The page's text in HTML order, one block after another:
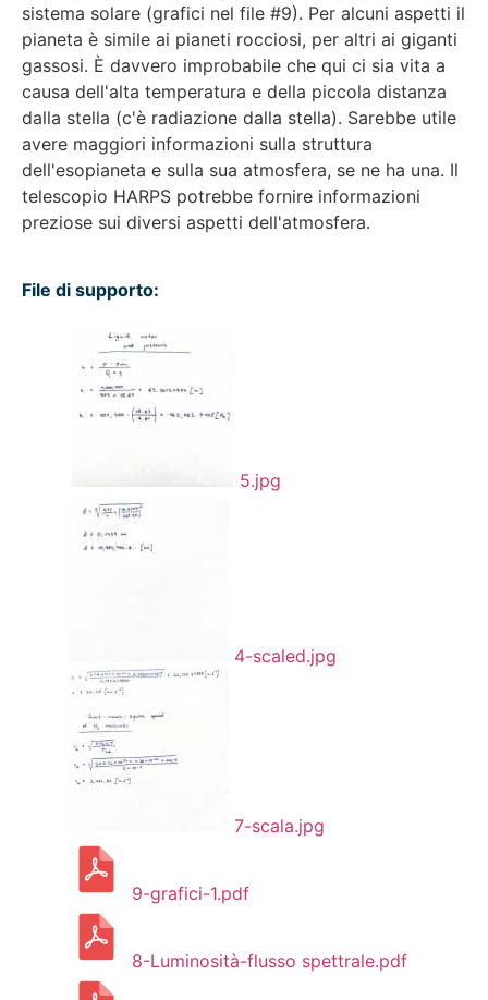
sistema solare (grafici nel file #9). Per alcuni aspetti il
pianeta è simile ai pianeti rocciosi, per altri ai giganti
gassosi. È davvero improbabile che qui ci sia vita a
causa dell'alta temperatura e della piccola distanza
dalla stella (c'è radiazione dalla stella). Sarebbe utile
avere maggiori informazioni sulla struttura
dell'esopianeta e sulla sua atmosfera, se ne ha una. Il
telescopio HARPS potrebbe fornire informazioni
preziose sui diversi aspetti dell'atmosfera.
File di supporto:
5.jpg
4-scaled.jpg
7-scala.jpg
9-grafici-1.pdf
8-Luminosità-flusso spettrale.pdf